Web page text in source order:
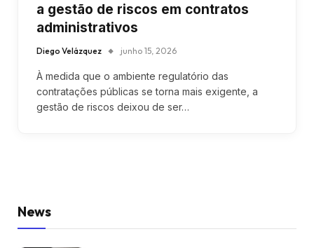
a gestão de riscos em contratos
administrativos
Diego Velázquez junho 15, 2026
À medida que o ambiente regulatório das
contratações públicas se torna mais exigente, a
gestão de riscos deixou de ser…
News